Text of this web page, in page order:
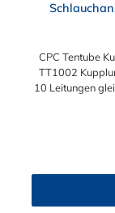
CPC Tentube
TT1002
10 Leitungen